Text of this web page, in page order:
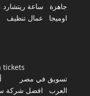
جاهزة
ساعة ريتشارد
اوميجا
عمال تنظيف
tickets
تسويق في مصر
العرب
افضل شركة